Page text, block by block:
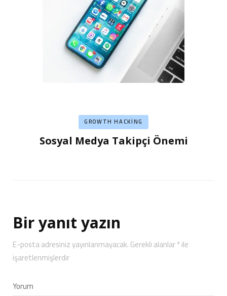
GROWTH HACKING
Sosyal Medya Takipçi Önemi
Bir yanıt yazın
E-posta adresiniz yayınlanmayacak.Gerekli alanlar*ile
işaretlenmişlerdir
Yorum